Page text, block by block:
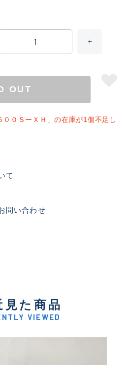
OUT
００ＳーＸＨ」の在庫が1個不足し
て
問い合わせ
見た商品
VIEWED